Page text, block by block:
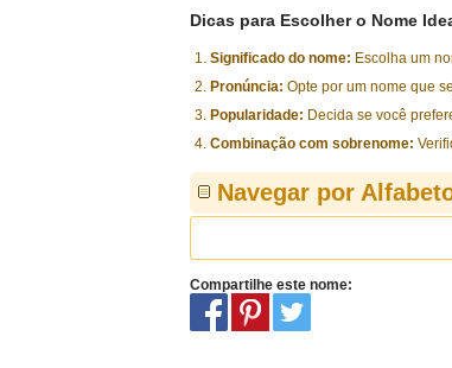
Dicas para Escolher o Nome
Significado do nome: Escolha um
Pronúncia: Opte por um nome que
Popularidade: Decida se você
Combinação com sobrenome:
Navegar por
Compartilhe este nome: